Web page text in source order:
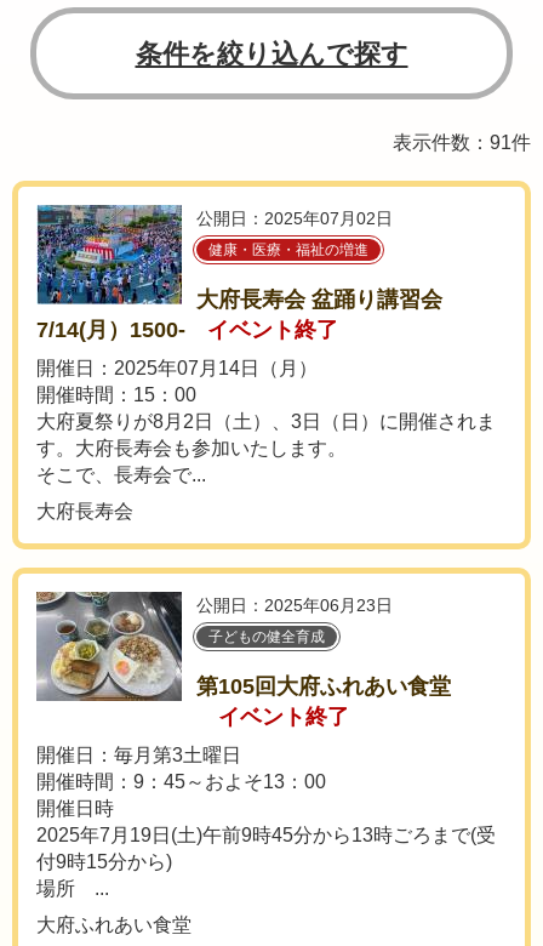
条件を絞り込んで探す
表示件数：91件
公開日：2025年07月02日
健康・医療・福祉の増進
大府長寿会 盆踊り講習会
7/14(月）1500-
イベント終了
開催日：2025年07月14日（月）
開催時間：15：00
大府夏祭りが8月2日（土）、3日（日）に開催されま
す。大府長寿会も参加いたします。
そこで、長寿会で...
大府長寿会
公開日：2025年06月23日
子どもの健全育成
第105回大府ふれあい食堂
イベント終了
開催日：毎月第3土曜日
開催時間：9：45～およそ13：00
開催日時
2025年7月19日(土)午前9時45分から13時ごろまで(受
付9時15分から)
場所 ...
大府ふれあい食堂